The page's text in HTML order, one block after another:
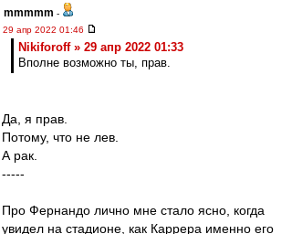
mmmmm -
29 апр 2022 01:46
Nikiforoff » 29 апр 2022 01:33
Вполне возможно ты, прав.
Да, я прав.
Потому, что не лев.
А рак.
-----
Про Фернандо лично мне стало ясно, когда
увидел на стадионе, как Каррера именно его